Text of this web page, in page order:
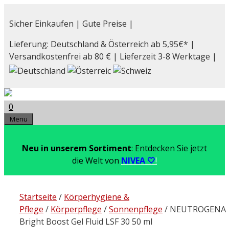
Inhalt
Sicher Einkaufen | Gute Preise |
Lieferung: Deutschland & Österreich ab 5,95€* |
Versandkostenfrei ab 80 € | Lieferzeit 3-8 Werktage |
0
Menu
Neu in unserem Sortiment: Entdecken Sie jetzt
die Welt von NIVEA 🤍!
Startseite / Körperhygiene &
Pflege / Körperpflege /Sonnenpflege / NEUTROGENA
Bright Boost Gel Fluid LSF 30 50 ml